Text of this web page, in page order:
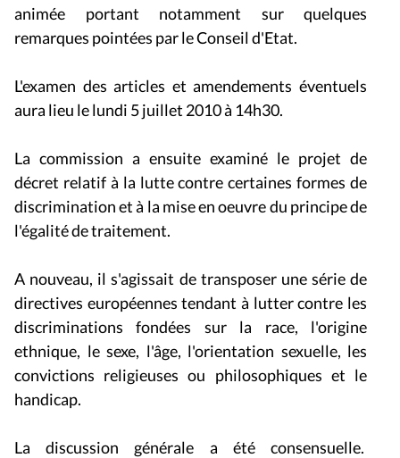
animée portant notamment sur quelques
remarques pointées par le Conseil d'Etat.
L'examen des articles et amendements éventuels
aura lieu le lundi 5 juillet 2010 à 14h30.
La commission a ensuite examiné le projet de
décret relatif à la lutte contre certaines formes de
discrimination et à la mise en oeuvre du principe de
l'égalité de traitement.
A nouveau, il s'agissait de transposer une série de
directives européennes tendant à lutter contre les
discriminations fondées sur la race, l'origine
ethnique, le sexe, l'âge, l'orientation sexuelle, les
convictions religieuses ou philosophiques et le
handicap.
La discussion générale a été consensuelle.